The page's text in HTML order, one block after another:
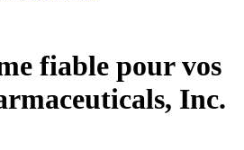
fiable pour vos
Inc.